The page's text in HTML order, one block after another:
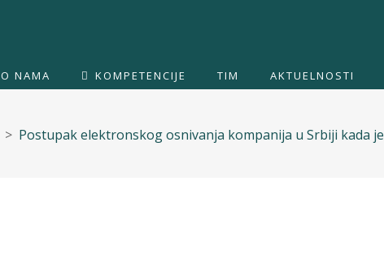
O NAMA KOMPETENCIJE TIM AKTUELNOSTI
> Postupak elektronskog osnivanja kompanija u Srbiji kada